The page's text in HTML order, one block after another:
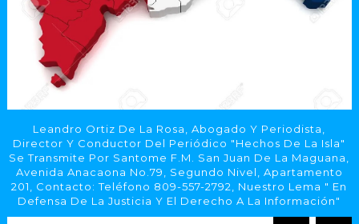
Leandro Ortiz De La Rosa, Abogado Y Periodista,
Director Y Conductor Del Periódico "Hechos De La Isla"
Se Transmite Por Santome F.M. San Juan De La Maguana,
Avenida Anacaona No.79, Segundo Nivel, Apartamento
201, Contacto: Teléfono 809-557-2792, Nuestro Lema " En
Defensa De La Justicia Y El Derecho A La Información"